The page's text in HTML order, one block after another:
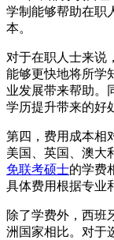
学制能够帮助在职
本。
对于在职人士来说
能够更快地将所学
业发展带来帮助。
学历提升带来的好
第四，费用成本相
美国、英国、澳大
免联考硕士的学费
具体费用根据专业
除了学费外，西班
洲国家相比。对于